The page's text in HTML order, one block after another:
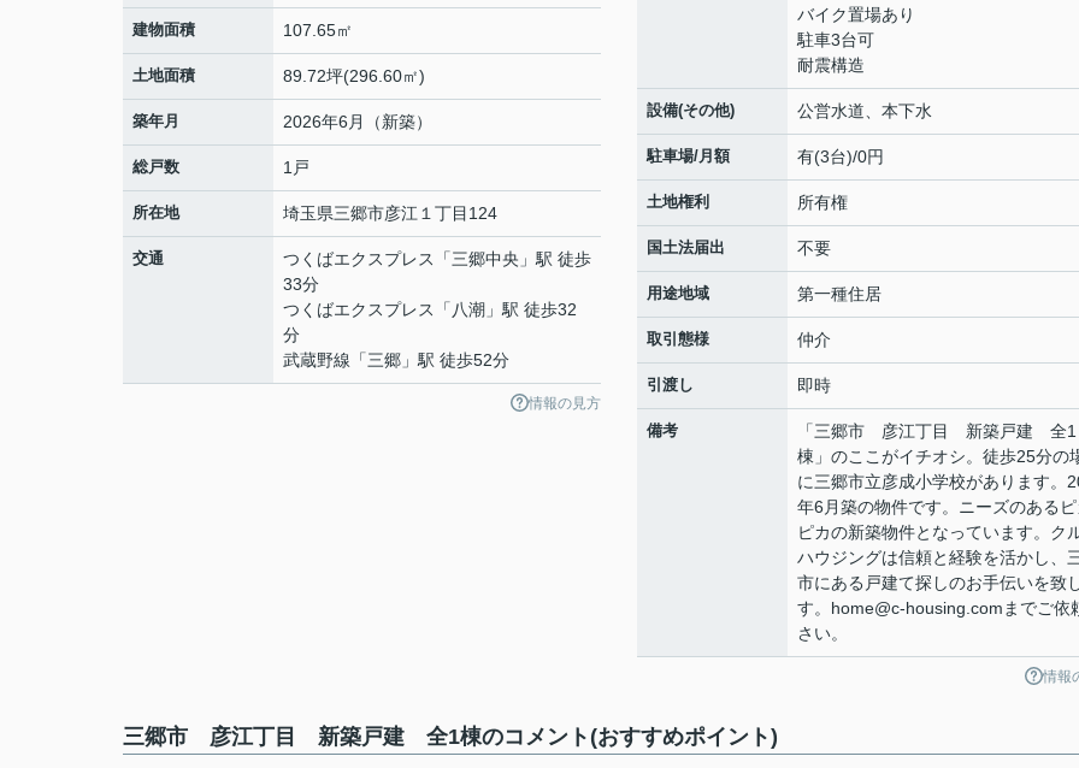
建物面積 107.65㎡
土地面積 89.72坪(296.60㎡)
築年月 2026年6月（新築）
総戸数 1戸
所在地 埼玉県三郷市彦江 １丁目124
交通 つくばエクスプレス 「三郷中央 」駅 徒歩
33分
つくばエクスプレス
「 八潮 」駅 徒歩32
分
武蔵野線 「三郷 」駅 徒歩52分
情報の見方
バイク置場あり
駐車3台可
耐震構造
設備(その他) 公営水道、本下水
駐車場/月額 有(3台)/0円
土地権利 所有権
国土法届出 不要
用途地域 第一種住居
取引態様 仲介
引渡し 即時
備考
「三郷市 彦江丁目 新築戸建 全1
棟」のここがイチオシ。徒歩25分の
に三郷市立彦成小学校があります。
年6月築の物件です。ニーズのある
ピカの新築物件となっています。ク
ハウジングは信頼と経験を活かし、
市にある戸建て探しのお手伝いを致
す。home@c-housing.comまでご依
さい。
情報
三郷市 彦江丁目 新築戸建 全1棟のコメント(おすすめポイント)